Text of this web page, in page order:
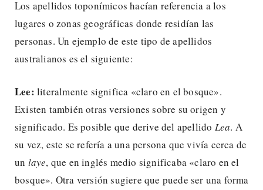
Los apellidos toponímicos hacían referencia a los
lugares o zonas geográficas donde residían las
personas. Un ejemplo de este tipo de apellidos
australianos es el siguiente:
Lee: literalmente significa «claro en el bosque».
Existen también otras versiones sobre su origen y
significado. Es posible que derive del apellido Lea. A
su vez, este se refería a una persona que vivía cerca de
un laye, que en inglés medio significaba «claro en el
bosque». Otra versión sugiere que puede ser una forma